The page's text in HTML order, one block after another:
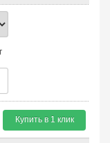
Купить в 1 клик